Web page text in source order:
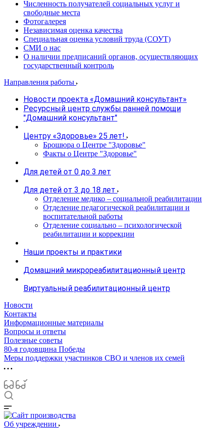
Численность получателей социальных услуг и
свободные места
Фотогалерея
Независимая оценка качества
Специальная оценка условий труда (СОУТ)
СМИ о нас
О наличии предписаний органов, осуществляющих
государственный контроль
Направления работы
Новости проекта «Домашний консультант»
Ресурсный центр службы ранней помощи
"Домашний консультант"
Центру «Здоровье» 25 лет!
Брошюра о Центре "Здоровье"
Факты о Центре "Здоровье"
Для детей от 0 до 3 лет
Для детей от 3 до 18 лет
Отделение медико – социальной реабилитации
Отделение педагогической реабилитации и
воспитательной работы
Отделение социально – психологической
реабилитации и коррекции
Наши проекты и практики
Домашний микрореабилитационный центр
Виртуальный реабилитационный центр
Новости
Контакты
Информационные материалы
Вопросы и ответы
Полезные советы
80-я годовщина Победы
Меры поддержки участинков СВО и членов их семей
Об учреждении